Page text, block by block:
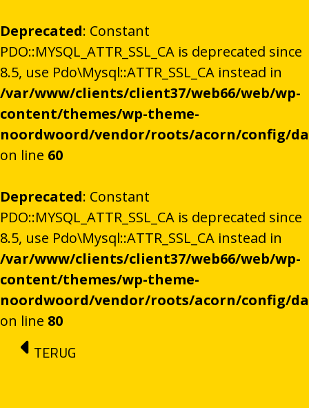
Deprecated: Constant
PDO::MYSQL_ATTR_SSL_CA is deprecated since
8.5, use Pdo\Mysql::ATTR_SSL_CA instead in
/var/www/clients/client37/web66/web/wp-
content/themes/wp-theme-
noordwoord/vendor/roots/acorn/config/
on line 60
Deprecated: Constant
PDO::MYSQL_ATTR_SSL_CA is deprecated since
8.5, use Pdo\Mysql::ATTR_SSL_CA instead in
/var/www/clients/client37/web66/web/wp-
content/themes/wp-theme-
noordwoord/vendor/roots/acorn/config/
on line 80
Ga naar de inhoud
TERUG